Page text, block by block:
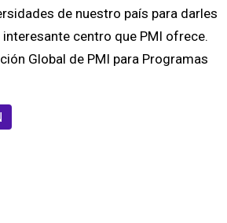
de nuestro país para darles
centro que PMI ofrece.
Global de PMI para Programas